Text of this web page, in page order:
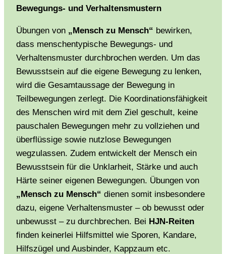
Bewegungs- und Verhaltensmustern
Übungen von „Mensch zu Mensch“ bewirken,
dass menschentypische Bewegungs- und
Verhaltensmuster durchbrochen werden. Um das
Bewusstsein auf die eigene Bewegung zu lenken,
wird die Gesamtaussage der Bewegung in
Teilbewegungen zerlegt. Die Koordinationsfähigkeit
des Menschen wird mit dem Ziel geschult, keine
pauschalen Bewegungen mehr zu vollziehen und
überflüssige sowie nutzlose Bewegungen
wegzulassen. Zudem entwickelt der Mensch ein
Bewusstsein für die Unklarheit, Stärke und auch
Härte seiner eigenen Bewegungen. Übungen von
„Mensch zu Mensch“ dienen somit insbesondere
dazu, eigene Verhaltensmuster – ob bewusst oder
unbewusst – zu durchbrechen. Bei HJN-Reiten
finden keinerlei Hilfsmittel wie Sporen, Kandare,
Hilfszügel und Ausbinder, Kappzaum etc.